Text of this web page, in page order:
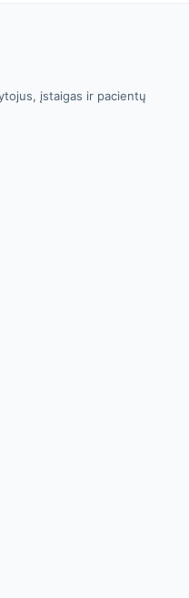
įstaigas ir pacientų